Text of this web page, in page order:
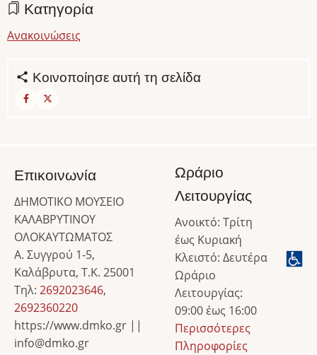
Κατηγορία
Ανακοινώσεις
Κοινοποίησε αυτή τη σελίδα
Επικοινωνία
ΔΗΜΟΤΙΚΟ ΜΟΥΣΕΙΟ
ΚΑΛΑΒΡΥΤΙΝΟΥ
ΟΛΟΚΑΥΤΩΜΑΤΟΣ
Α. Συγγρού 1-5,
Καλάβρυτα, Τ.Κ. 25001
Τηλ: 2692023646,
2692360220
https://www.dmko.gr ||
info@dmko.gr
Ωράριο
Λειτουργίας
Ανοικτό: Τρίτη
έως Κυριακή
Κλειστό: Δευτέρα
Ωράριο
Λειτουργίας:
09:00 έως 16:00
Περισσότερες
Πληροφορίες